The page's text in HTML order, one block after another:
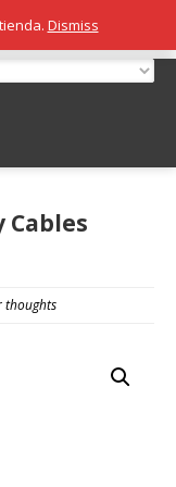
Cables
thoughts
Dismiss